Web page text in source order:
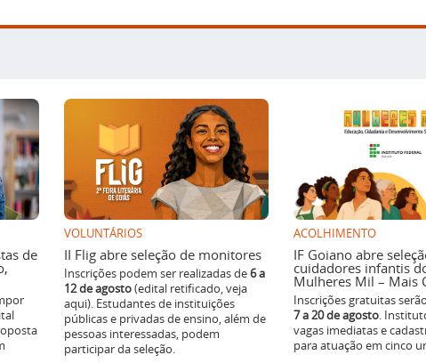
de
VOLUNTÁRIOS
II Flig abre seleção de monitores
Inscrições podem ser realizadas de6 a
12 de agosto(edital retificado, veja
aqui). Estudantes de instituições
públicas e privadas de ensino, além de
pessoas interessadas, podem
participar da seleção.
ACOLHIMENTO
IF Goiano abre
cuidadores infantis
Mulheres Mil – Mais
Inscrições gratuitas
7 a 20 de agosto.
vagas imediatas e
para atuação em cinco